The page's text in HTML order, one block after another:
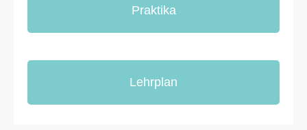
Praktika
Lehrplan